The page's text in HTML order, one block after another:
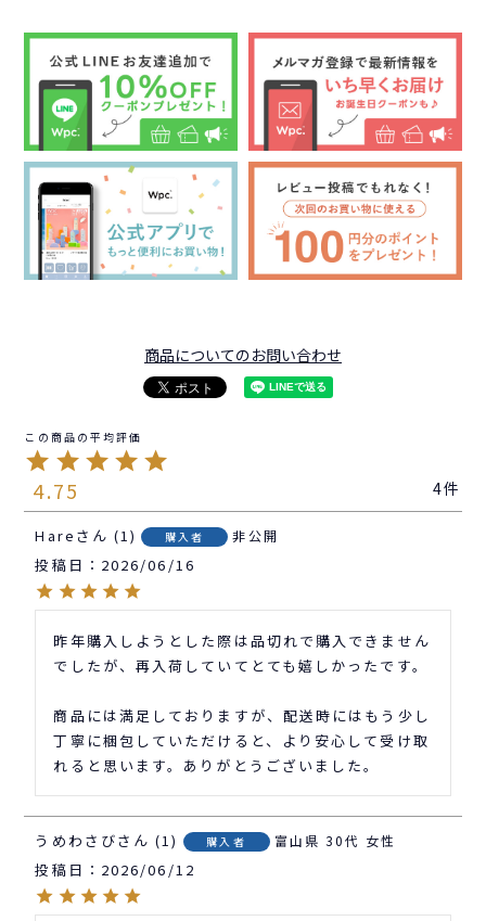
商品についてのお問い合わせ
4.75 4
Hare 1 購入者 非公開
投稿日 2026/06/16
昨年購入しようとした際は品切れで購入できません
でしたが、再入荷していてとても嬉しかったです。
商品には満足しておりますが、配送時にはもう少し
丁寧に梱包していただけると、より安心して受け取
れると思います。ありがとうございました。
うめわさび 1 購入者 富山県 30代 女性
投稿日 2026/06/12